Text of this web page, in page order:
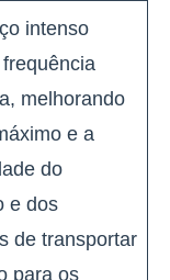
intenso
melhorando
e a
do
e dos
de transportar
para os